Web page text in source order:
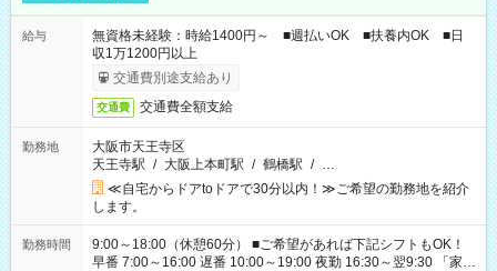
給与
無資格未経験：時給1400円～ ■週払いOK ■扶養内OK ■日
収1万1200円以上
交通費別途支給あり
交通費 交通費全額支給
勤務地
大阪市天王寺区
天王寺駅 / 大阪上本町駅 / 鶴橋駅 / …
≪自宅からドアtoドアで30分以内！≫ご希望の勤務地を紹介
します。
勤務時間
9:00～18:00（休憩60分） ■ご希望があれば下記シフトもOK！
早番 7:00～16:00 遅番 10:00～19:00 夜勤 16:30～翌9:30 「家族